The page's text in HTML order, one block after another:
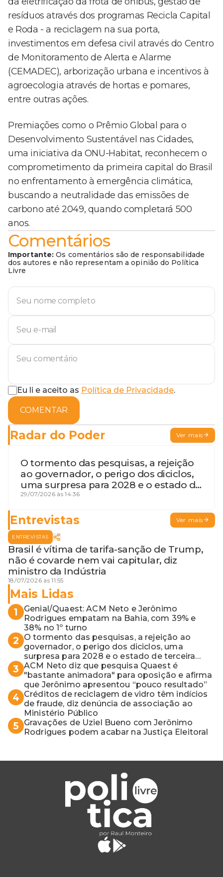
resíduos através dos programas Recicla Capital
e Roda - a reciclagem na sua porta,
investimentos em defesa civil através do Centro
de Monitoramento de Alerta e Alarme
(CEMADEC), arborização urbana e incentivos à
agroecologia através de hortas e pomares,
entre outras ações.
Premiações como o Prêmio Global para o
Desenvolvimento Sustentável nas Cidades,
uma iniciativa da ONU-Habitat, reconhecem o
comprometimento da primeira capital do Brasil
no enfrentamento à emergência climática,
buscando a neutralidade das emissões de
carbono até 2049, quando completará 500
anos.
Comentários
Importante: Os comentários são de responsabilidade
dos autores e não representam a opinião do Política
Livre
Eu li e aceito as Política de Privacidade.
COMENTAR
Radar do Poder Ver mais
O tormento das pesquisas, a rejeição
ao governador, o perigo dos diciclos,
uma surpresa para 2028 e o estado de
terceira guerra mundial
29/07/2026 às 14:36
Entrevistas Ver mais
ENTREVISTAS
Brasil é vítima de tarifa-sanção de Trump,
não é covarde nem vai capitular, diz
ministro da Indústria
18/07/2026 às 11:55
Mais Lidas
1
Genial/Quaest: ACM Neto e Jerônimo
Rodrigues empatam na Bahia, com 39% e
38% no 1º turno
2
O tormento das pesquisas, a rejeição ao
governador, o perigo dos diciclos, uma
surpresa para 2028 e o estado de terceira
guerra mundial
3 ACM Neto diz que pesquisa Quaest é
"bastante animadora" para oposição e afirma
que Jerônimo apresentou “pouco resultado”
4 Créditos de reciclagem de vidro têm indícios
de fraude, diz denúncia de associação ao
Ministério Público
5
Gravações de Uziel Bueno com Jerônimo
Rodrigues podem acabar na Justiça Eleitoral